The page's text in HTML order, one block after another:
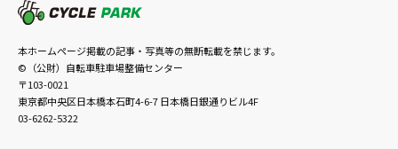
本ホームページ掲載の記事・写真等の無断転載を禁じます。
©（公財）自転車駐車場整備センター
〒103-0021
東京都中央区日本橋本石町4-6-7 日本橋日銀通りビル4F
03-6262-5322